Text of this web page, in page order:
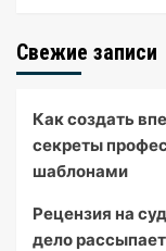
Свежие записи
Как создать
секреты
шаблонами
Рецензия на
дело